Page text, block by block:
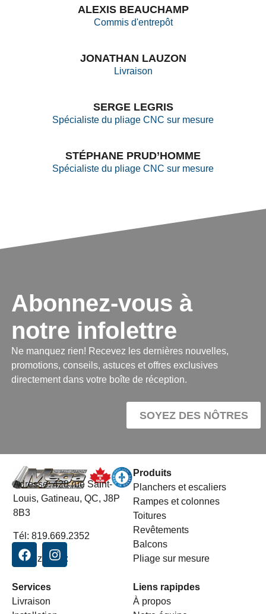
ALEXIS BEAUCHAMP
Commis d'entrepôt
JONATHAN LAUZON
Livraison
SERGE LEGRIS
Spécialiste du pliage CNC sur mesure
STÉPHANE PRUD’HOMME
Spécialiste du pliage CNC sur mesure
Abonnez-vous à
notre infolettre
Ne manquez rien! Recevez les dernières nouvelles,
promotions, conseils, astuces et offres exclusives
directement dans votre boîte de réception.
SOYEZ DES NÔTRES
Adresse:428 rue Saint-
Louis, Gatineau, QC, J8P
8B3
Tél: 819.669.2352
Suivez-nous:
Produits
Planchers et escaliers
Rampes et colonnes
Toitures
Revêtements
Balcons
Pliage sur mesure
Services
Livraison
Liens rapipdes
À propos